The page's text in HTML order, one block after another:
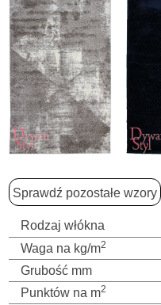
Sprawdź pozostałe wzory
Rodzaj włókna
Waga na kg/m2
Grubość mm
Punktów na m2